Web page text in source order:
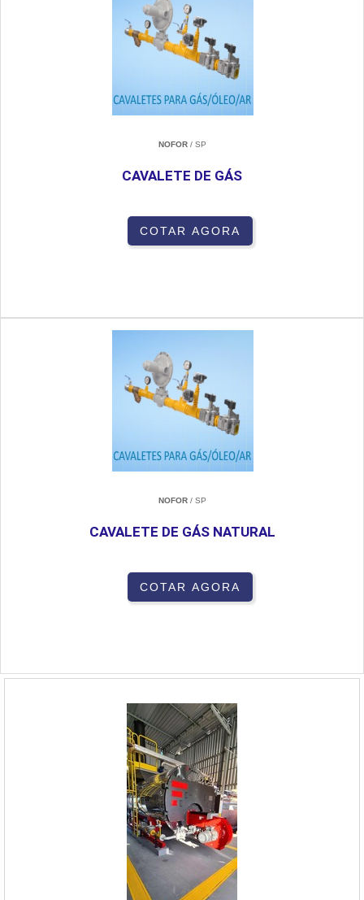
NOFOR/ SP
CAVALETE DE GÁS
COTAR AGORA
NOFOR/ SP
CAVALETE DE GÁS NATURAL
COTAR AGORA